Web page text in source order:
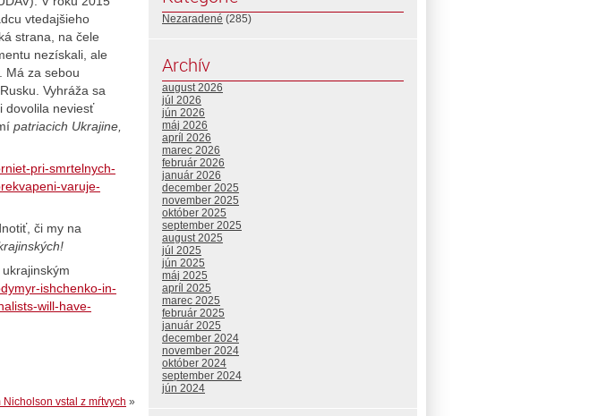
vtedajšieho
strana, na čele
nezískali, ale
Má za sebou
Vyhráža sa
dovolila neviesť
patriacich Ukrajine,
pri-smrtelnych-
varuje-
či my na
ishchenko-in-
will-have-
Nicholson vstal z mŕtvych »
Nezaradené (285)
Archív
august 2026
júl 2026
jún 2026
máj 2026
apríl 2026
marec 2026
február 2026
január 2026
december 2025
november 2025
október 2025
september 2025
august 2025
júl 2025
jún 2025
máj 2025
apríl 2025
marec 2025
február 2025
január 2025
december 2024
november 2024
október 2024
september 2024
jún 2024